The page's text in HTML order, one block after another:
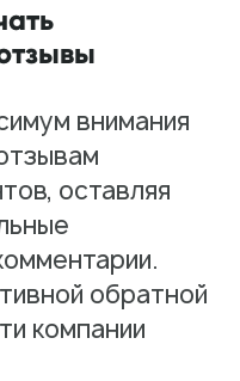
внимания
оставляя
обратной
компании